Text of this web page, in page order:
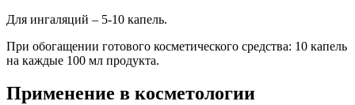
Для ингаляций – 5-10 капель.
При обогащении готового косметического средства: 10 капель
на каждые 100 мл продукта.
Применение в косметологии